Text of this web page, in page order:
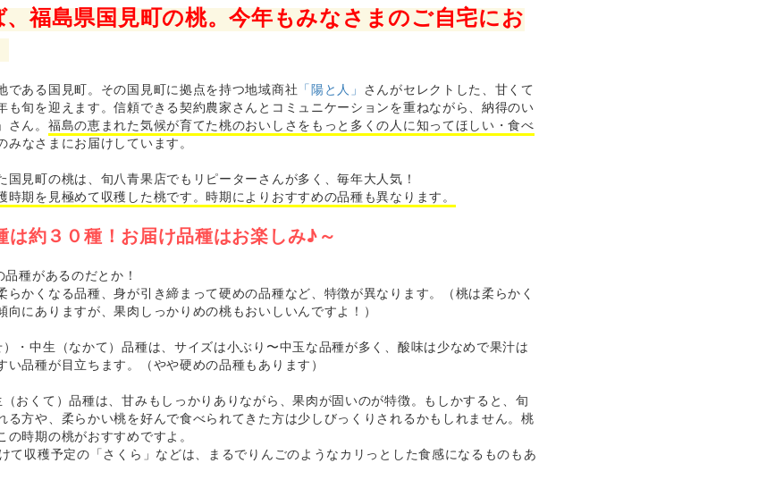
福島県国見町の桃。今年もみなさまのご自宅にお
である国見町。その国見町に拠点を持つ地域商社 「陽と人」 さんがセレクトした、甘くて
も旬を迎えます。信頼できる契約農家さんとコミュニケーションを重ねながら、納得のい
ん。 福島の恵まれた気候が育てた桃のおいしさをもっと多くの人に知ってほしい・食べ
みなさまにお届けしています。
国見町の桃は、旬八青果店でもリピーターさんが多く、毎年大人気！
期を見極めて収穫した桃です。時期によりおすすめの品種も異なります。
は約３０種！お届け品種はお楽しみ♪～
種があるのだとか！
らかくなる品種、身が引き締まって硬めの品種など、特徴が異なります。（桃は柔らかく
にありますが、果肉しっかりめの桃もおいしいんですよ！）
・中生（なかて）品種は、サイズは小ぶり〜中玉な品種が多く、酸味は少なめで果汁は
品種が目立ちます。（やや硬めの品種もあります）
おくて）品種は、甘みもしっかりありながら、果肉が固いのが特徴。もしかすると、旬
る方や、柔らかい桃を好んで食べられてきた方は少しびっくりされるかもしれません。桃
時期の桃がおすすめですよ。
て収穫予定の「さくら」などは、まるでりんごのようなカリっとした食感になるものもあ